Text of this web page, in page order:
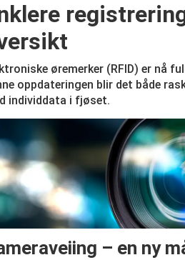
øremerker (RFID) er nå
oppdateringen blir det både
individdata i fjøset.
– en ny